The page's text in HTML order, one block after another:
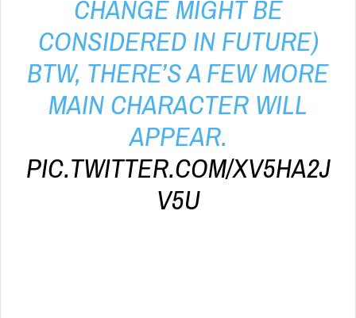
CHANGE MIGHT BE
CONSIDERED IN FUTURE)
BTW, THERE’S A FEW MORE
MAIN CHARACTER WILL
APPEAR.
PIC.TWITTER.COM/XV5HA2J
V5U